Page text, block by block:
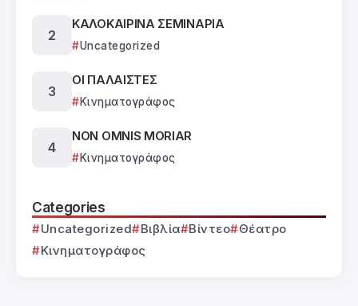
ΚΑΛΟΚΑΙΡΙΝΑ ΣΕΜΙΝΑΡΙΑ
Uncategorized
ΟΙ ΠΑΛΑΙΣΤΕΣ
Κινηματογράφος
NON OMNIS MORIAR
Κινηματογράφος
Categories
Uncategorized Βιβλία Βίντεο
Θέατρο
Κινηματογράφος